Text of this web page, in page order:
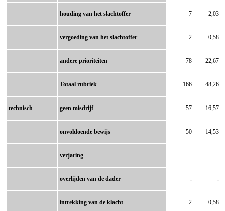
houding van het slachtoffer 7 2,03
vergoeding van het slachtoffer 2 0,58
andere prioriteiten 78 22,67
Totaal rubriek 166 48,26
technisch geen misdrijf 57 16,57
onvoldoende bewijs 50 14,53
verjaring
overlijden van de dader
intrekking van de klacht 2 0,58